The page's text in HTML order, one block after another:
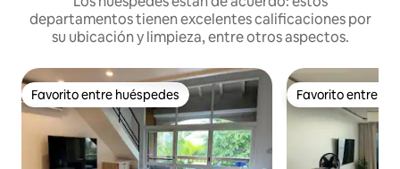
departamentos tienen excelentes calificaciones por
su ubicación y limpieza, entre otros aspectos.
Favorito entre huéspedes
Favorito entre huéspedes Favorito entre
Favorito entre